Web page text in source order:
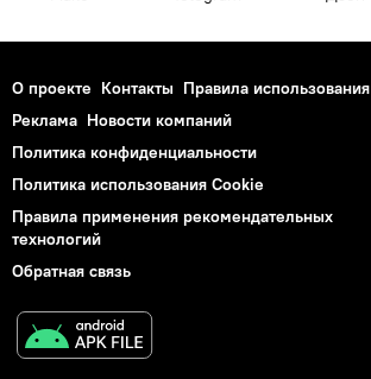
О проекте Контакты Правила использования
Реклама Новости компаний
Политика конфиденциальности
Политика использования Cookie
Правила применения рекомендательных
технологий
Обратная связь